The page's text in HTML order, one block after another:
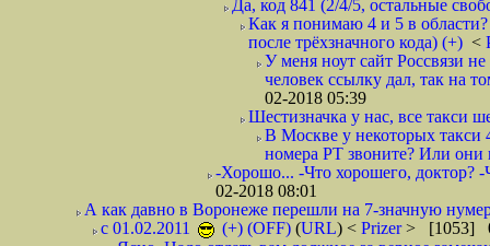
Да, код 841 (2/4/5, остальные
Как я понимаю 4 и 5 в
после трёхзначного кода) (+) <
У меня ноут сайт Россвязи
человек ссылку дал, так на
02-2018 05:39
Шестизначка у нас, все такси
В Москве у некоторых такси
номера РТ звоните? Или они
-Хорошо... -Что хорошего, доктор?
02-2018 08:01
А как давно в Воронеже перешли на 7-значную
с 01.02.2011
(+) (OFF) (URL) < Prizer> [1053]